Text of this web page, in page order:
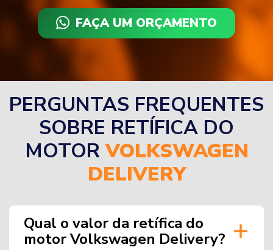
FAÇA UM ORÇAMENTO
PERGUNTAS FREQUENTES
SOBRE RETÍFICA DO
MOTORVOLKSWAGEN
DELIVERY
Qual o valor da retífica do
motor Volkswagen Delivery?